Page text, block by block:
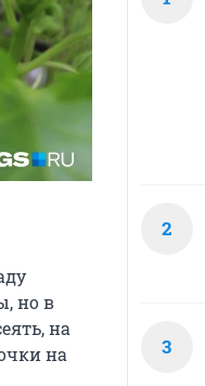
но в
на
на
2
3